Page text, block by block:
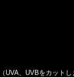
、UVBをカットし